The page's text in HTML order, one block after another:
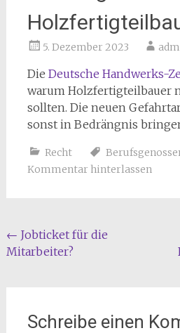
5. Dezember 2023
Die Deutsche Handwerks-
warum Holzfertigteilbauer
sollten. Die neuen
sonst in Bedrängnis
Recht
Kommentar hinterlassen
Beitragsnavigation
← Jobticket für die
Mitarbeiter?
Schreibe einen